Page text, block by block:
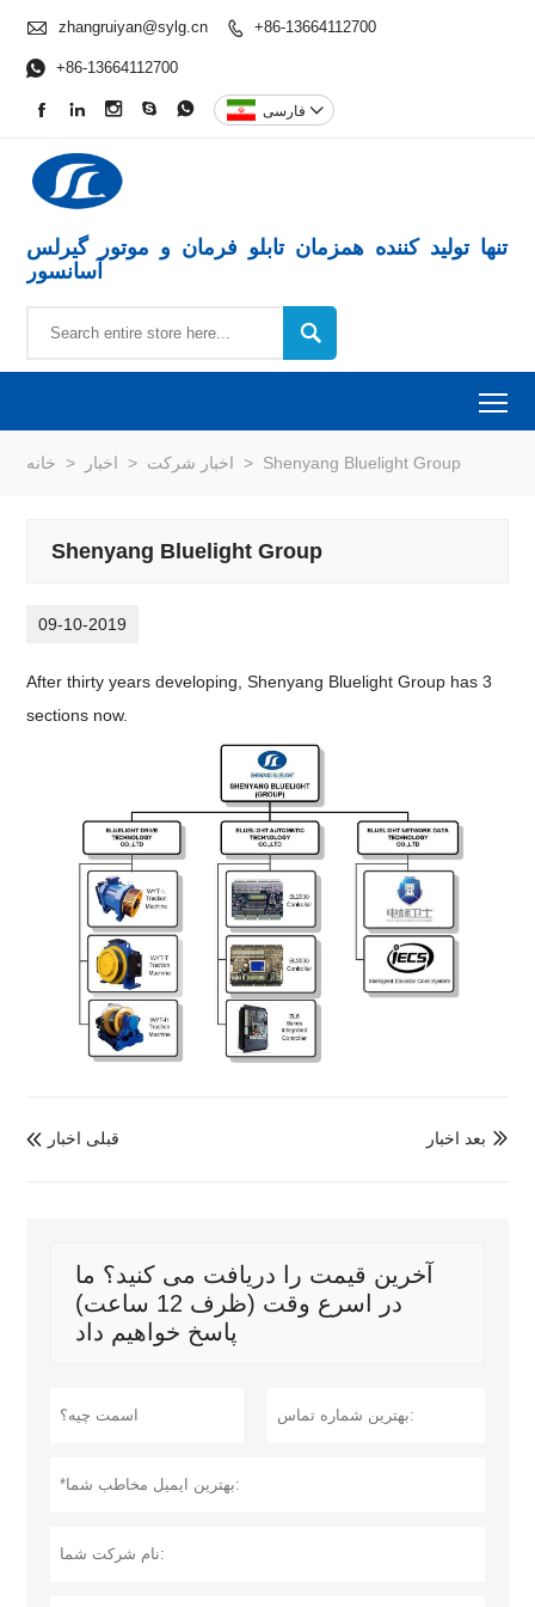
 zhangruiyan@sylg.cn  +86-13664112700
 +86-13664112700
     فارسی 
تنها تولید کننده همزمان تابلو فرمان و موتور گیرلس
آسانسور

خانه > اخبار > اخبار شرکت > Shenyang Bluelight Group
Shenyang Bluelight Group
09-10-2019
After thirty years developing, Shenyang Bluelight Group has 3
sections now.
 قبلی اخبار  بعد اخبار
آخرین قیمت را دریافت می کنید؟ ما
در اسرع وقت (ظرف 12 ساعت)
پاسخ خواهیم داد